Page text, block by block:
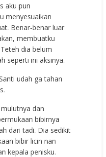
aku pun
menyesuaikan
Benar-benar luar
membuatku
dia belum
seperti ini aksinya.
udah ga tahan
dan
bibirnya
dari tadi. Dia sedikit
bibir licin nan
kepala penisku.